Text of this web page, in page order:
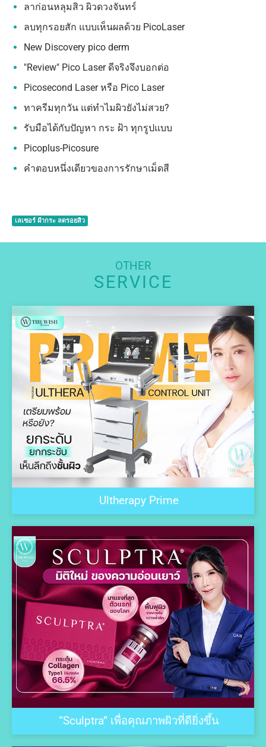
ลาก่อนหลุมสิว ผิวดวงจันทร์
ลบทุกรอยสัก แบบเห็นผลด้วย PicoLaser
New Discovery pico derm
"Review" Pico Laser ดีจริงจึงบอกต่อ
Picosecond Laserหรือ Pico Laser
ทาครีมทุกวัน แต่ทำไมผิวยังไม่สวย?
รับมือได้กับปัญหา กระ ฝ้า ทุกรูปแบบ
Picoplus-Picosure
คำตอบหนึ่งเดียวของการรักษาเม็ดสี
เลเซอร์ ฝ้ากระ ลดรอยสิว
OTHER
SERVICE
Ultherapy Prime
“Sculptra” เพื่อคุณภาพผิวที่ดียิ่งขึ้น